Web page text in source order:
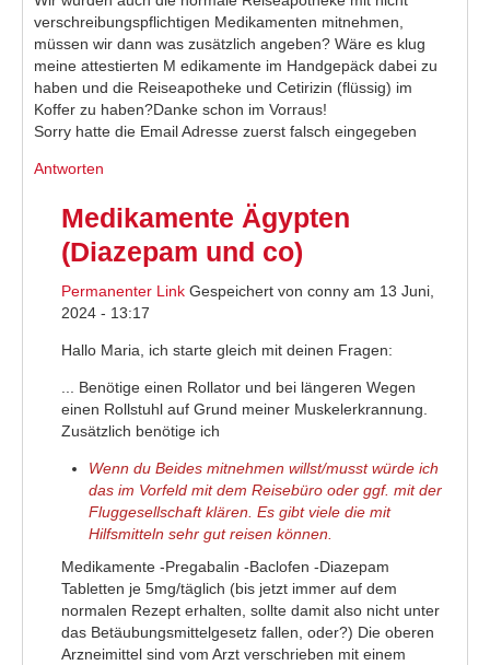
verschreibungspflichtigen Medikamenten mitnehmen,
müssen wir dann was zusätzlich angeben? Wäre es klug
meine attestierten M edikamente im Handgepäck dabei zu
haben und die Reiseapotheke und Cetirizin (flüssig) im
Koffer zu haben?Danke schon im Vorraus!
Sorry hatte die Email Adresse zuerst falsch eingegeben
Antworten
Medikamente Ägypten
(Diazepam und co)
Permanenter Link Gespeichert von conny am 13 Juni,
2024 - 13:17
Hallo Maria, ich starte gleich mit deinen Fragen:
... Benötige einen Rollator und bei längeren Wegen
einen Rollstuhl auf Grund meiner Muskelerkrannung.
Zusätzlich benötige ich
Wenn du Beides mitnehmen willst/musst würde ich
das im Vorfeld mit dem Reisebüro oder ggf. mit der
Fluggesellschaft klären. Es gibt viele die mit
Hilfsmitteln sehr gut reisen können.
Medikamente -Pregabalin -Baclofen -Diazepam
Tabletten je 5mg/täglich (bis jetzt immer auf dem
normalen Rezept erhalten, sollte damit also nicht unter
das Betäubungsmittelgesetz fallen, oder?) Die oberen
Arzneimittel sind vom Arzt verschrieben mit einem